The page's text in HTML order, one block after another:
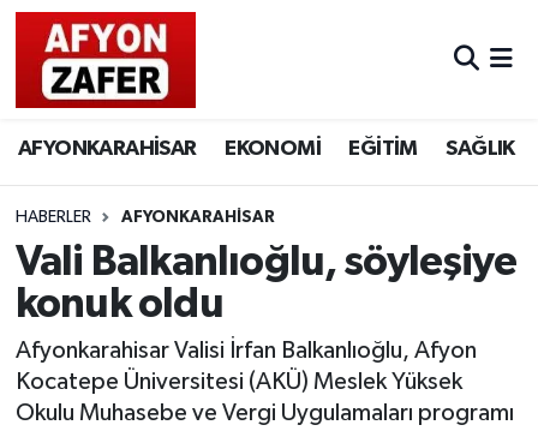
AFYONKARAHİSAR EKONOMİ EĞİTİM SAĞLIK
HABERLER AFYONKARAHİSAR
Vali Balkanlıoğlu, söyleşiye
konuk oldu
Afyonkarahisar Valisi İrfan Balkanlıoğlu, Afyon
Kocatepe Üniversitesi (AKÜ) Meslek Yüksek
Okulu Muhasebe ve Vergi Uygulamaları programı